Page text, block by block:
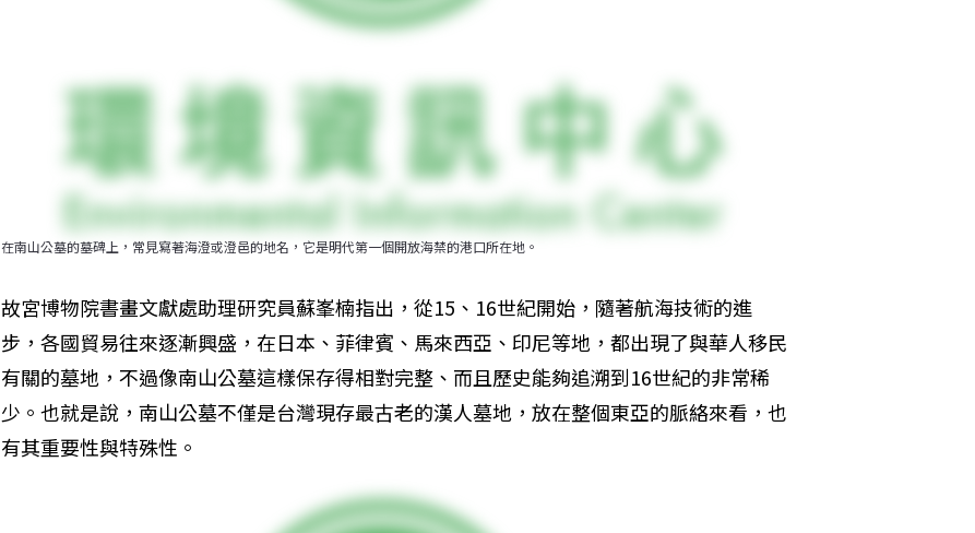
在南山公墓的墓碑上，常見寫著海澄或澄邑的地名，它是明代第一個開放海禁的港口所在地。
故宮博物院書畫文獻處助理研究員蘇峯楠指出，從15、16世紀開始，隨著航海技術的進
步，各國貿易往來逐漸興盛，在日本、菲律賓、馬來西亞、印尼等地，都出現了與華人移民
有關的墓地，不過像南山公墓這樣保存得相對完整、而且歷史能夠追溯到16世紀的非常稀
少。也就是說，南山公墓不僅是台灣現存最古老的漢人墓地，放在整個東亞的脈絡來看，也
有其重要性與特殊性。